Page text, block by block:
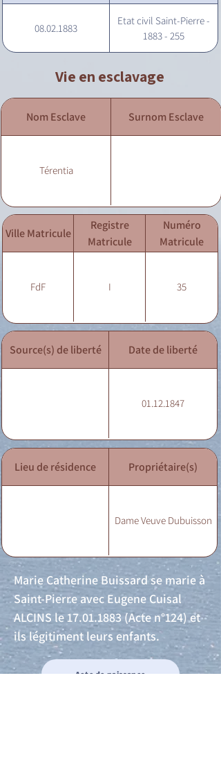
08.02.1883
Etat civil Saint-Pierre -
1883 - 255
Vie en esclavage
Nom Esclave Surnom Esclave
Térentia
Ville Matricule
Registre
Matricule
Numéro
Matricule
FdF I 35
Source(s) de liberté Date de liberté
01.12.1847
Lieu de résidence Propriétaire(s)
Dame Veuve Dubuisson
Marie Catherine Buissard se marie à
Saint-Pierre avec Eugene Cuisal
ALCINS le 17.01.1883 (Acte n°124) et
ils légitiment leurs enfants.
Acte de naissance